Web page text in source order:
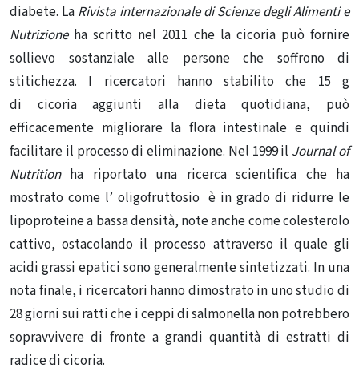
diabete. La Rivista internazionale di Scienze degli Alimenti e
Nutrizioneha scritto nel 2011 che la cicoria può fornire
sollievo sostanziale alle persone che soffrono di
stitichezza. I ricercatori hanno stabilito che 15 g
di cicoria aggiunti alla dieta quotidiana, può
efficacemente migliorare la flora intestinale e quindi
facilitare il processo di eliminazione. Nel 1999 il Journal of
Nutritionha riportato una ricerca scientifica che ha
mostrato come l’ oligofruttosio è in grado di ridurre le
lipoproteine ​​a bassa densità, note anche come colesterolo
cattivo, ostacolando il processo attraverso il quale gli
acidi grassi epatici sono generalmente sintetizzati. In una
nota finale, i ricercatori hanno dimostrato in uno studio di
28 giorni sui ratti che i ceppi di salmonella non potrebbero
sopravvivere di fronte a grandi quantità di estratti di
radice di cicoria.